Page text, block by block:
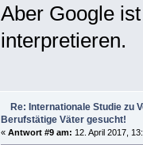
Aber Google
interpretieren.
Re: Internationale Studie zu
Berufstätige Väter gesucht!
« Antwort #9 am: 12. April 2017,